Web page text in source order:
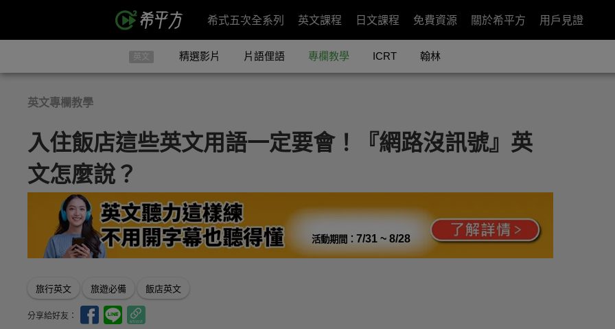
希式五次全系列 英文課程 日文課程 免費資源 關於希平方 用戶見證
英文 精選影片 片語俚語 專欄教學 ICRT 翰林
英文專欄教學
入住飯店這些英文用語一定要會！『網路沒訊號』英
文怎麼說？
活動期間： 7/31 ~ 8/28
旅行英文 旅遊必備 飯店英文
分享給好友：